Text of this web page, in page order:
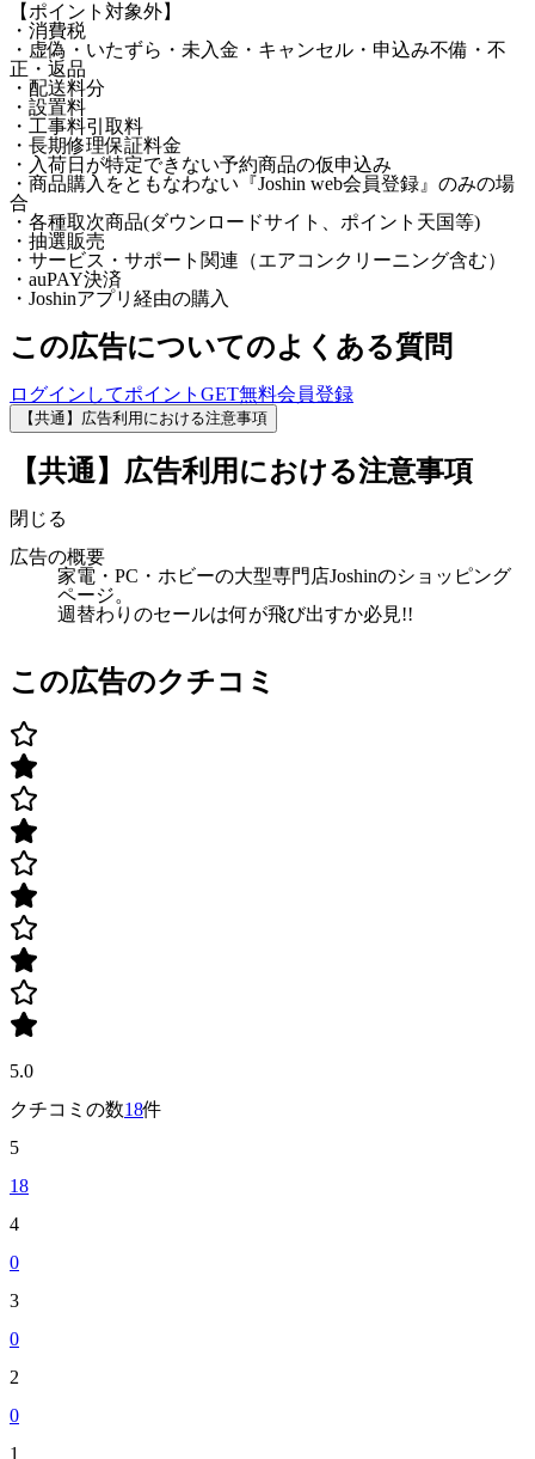
【ポイント対象外】
・消費税
・虚偽・いたずら・未入金・キャンセル・申込み不備・不
正・返品
・配送料分
・設置料
・工事料引取料
・長期修理保証料金
・入荷日が特定できない予約商品の仮申込み
・商品購入をともなわない『Joshin web会員登録』のみの場
合
・各種取次商品(ダウンロードサイト、ポイント天国等)
・抽選販売
・サービス・サポート関連（エアコンクリーニング含む）
・auPAY決済
・Joshinアプリ経由の購入
この広告についてのよくある質問
ログインしてポイントGET無料会員登録
【共通】広告利用における注意事項
【共通】広告利用における注意事項
閉じる
広告の概要
家電・PC・ホビーの大型専門店Joshinのショッピング
ページ。
週替わりのセールは何が飛び出すか必見!!
この広告のクチコミ
5.0
クチコミの数18件
5
18
4
0
3
0
2
0
1